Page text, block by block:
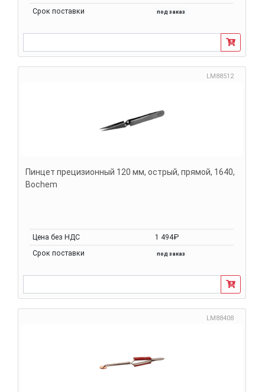
Срок поставки
под заказ
LM88512
Пинцет прецизионный 120 мм, острый, прямой, 1640,
Bochem
Цена без НДС
1 494₽
Срок поставки
под заказ
LM88408